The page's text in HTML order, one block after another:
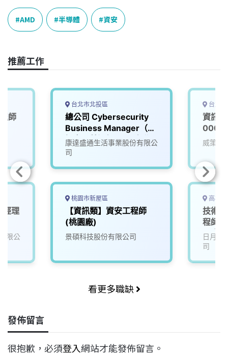
c
e
b
o
k
e
r
e
a
n
k
e
n
p
y
L
k
AMD 半導體 資安
推薦工作
師
經理
限公
台北市北投區
總公司 Cybersecurity
Business Manager（資
訊安全營運經理）_台北
康達盛通生活事業股份有限公
司
桃園市新屋區
【資訊類】資安工程師
(桃園廠)
景碩科技股份有限公司
台北
資訊
威策電
高雄
技術
程師 -
【高
日月光
司
看更多職缺
發佈留言
很抱歉，必須登入網站才能發佈留言。